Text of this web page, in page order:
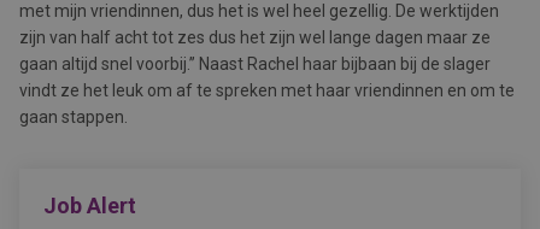
met mijn vriendinnen, dus het is wel heel gezellig. De werktijden
zijn van half acht tot zes dus het zijn wel lange dagen maar ze
gaan altijd snel voorbij.’’ Naast Rachel haar bijbaan bij de slager
vindt ze het leuk om af te spreken met haar vriendinnen en om te
gaan stappen.
Job Alert